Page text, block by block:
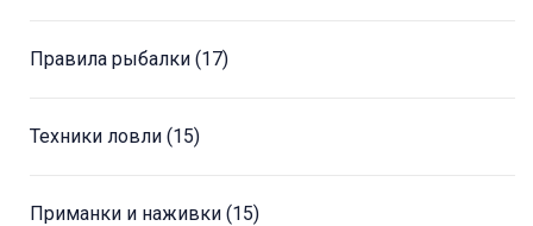
Правила рыбалки (17)
Техники ловли (15)
Приманки и наживки (15)